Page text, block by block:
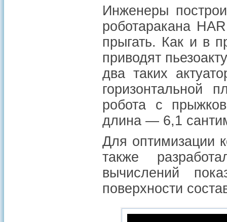
Инженеры
роботаракана
прыгать. Как и в
приводят
два таких
горизонтальной
робота с
длина — 6,1
Для оптимизации
также
вычислений
поверхности